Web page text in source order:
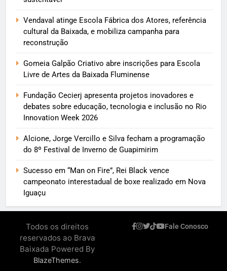
Vendaval atinge Escola Fábrica dos Atores, referência
cultural da Baixada, e mobiliza campanha para
reconstrução
Gomeia Galpão Criativo abre inscrições para Escola
Livre de Artes da Baixada Fluminense
Fundação Cecierj apresenta projetos inovadores e
debates sobre educação, tecnologia e inclusão no Rio
Innovation Week 2026
Alcione, Jorge Vercillo e Silva fecham a programação
do 8º Festival de Inverno de Guapimirim
Sucesso em “Man on Fire”, Rei Black vence
campeonato interestadual de boxe realizado em Nova
Iguaçu
Todos os direitos
reservados ao Brava
Baixada Powered By
BlazeThemes.
Fale Conosco